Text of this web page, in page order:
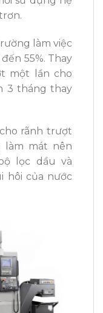
làm việc
55%. Thay
một lần cho
3 tháng thay
rãnh trượt
làm mát nên
lọc dầu và
hôi của nước